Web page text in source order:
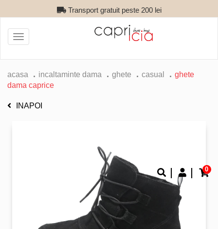
Transport gratuit peste 200 lei
0
Toggle
navigation
acasa incaltaminte dama ghete casual
ghete
dama caprice
INAPOI